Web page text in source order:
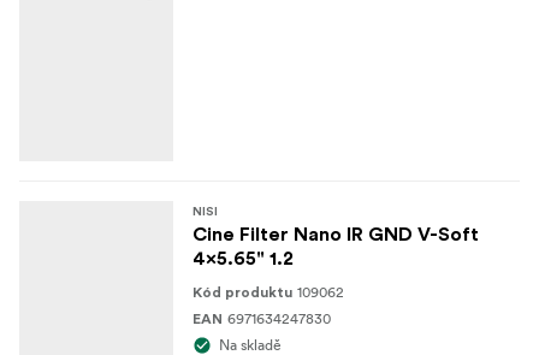
NISI
Cine Filter Nano IR GND V-Soft
4x5.65" 1.2
Kód produktu 109062
EAN 6971634247830
Na skladě